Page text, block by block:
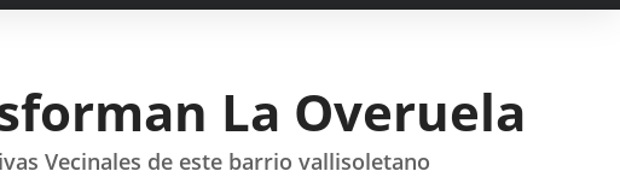
external
La Overuela
Vecinales de este barrio vallisoletano